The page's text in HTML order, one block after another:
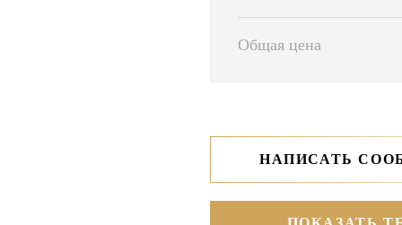
Общая цена